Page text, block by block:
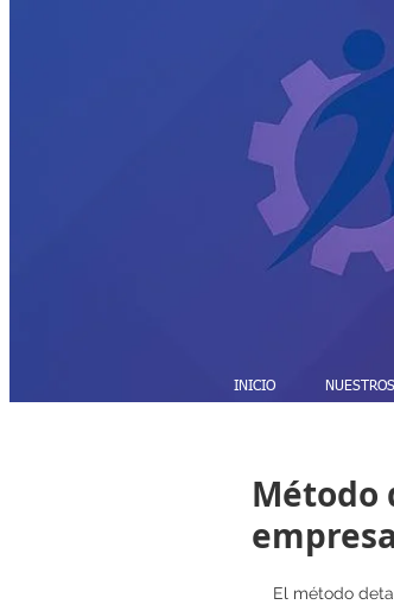
INICIO
Método
El método